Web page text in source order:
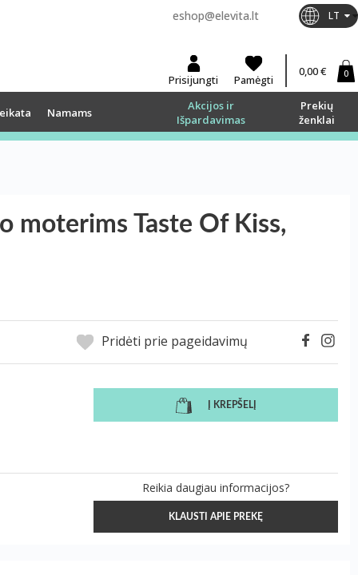
eshop@elevita.lt LT
Prisijungti Pamėgti
0,00 € 0
Namams
Akcijos ir
Išpardavimas
Prekių
ženklai
moterims Taste Of Kiss,
Pridėti prie pageidavimų
Į KREPŠELĮ
Reikia daugiau informacijos?
KLAUSTI APIE PREKĘ